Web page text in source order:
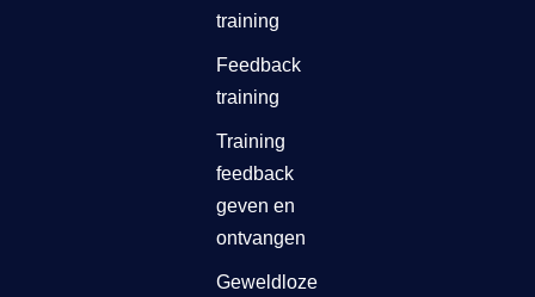
training
Feedback
training
Training
feedback
geven en
ontvangen
Geweldloze